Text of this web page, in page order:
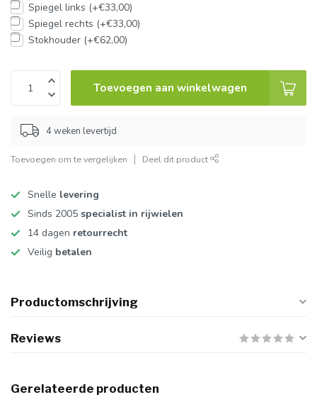
Spiegel links (+€33,00)
Spiegel rechts (+€33,00)
Stokhouder (+€62,00)
Toevoegen aan winkelwagen
4 weken levertijd
Toevoegen om te vergelijken Deel dit product
Snelle levering
Sinds 2005 specialist in rijwielen
14 dagen retourrecht
Veilig betalen
Productomschrijving
Reviews
Gerelateerde producten